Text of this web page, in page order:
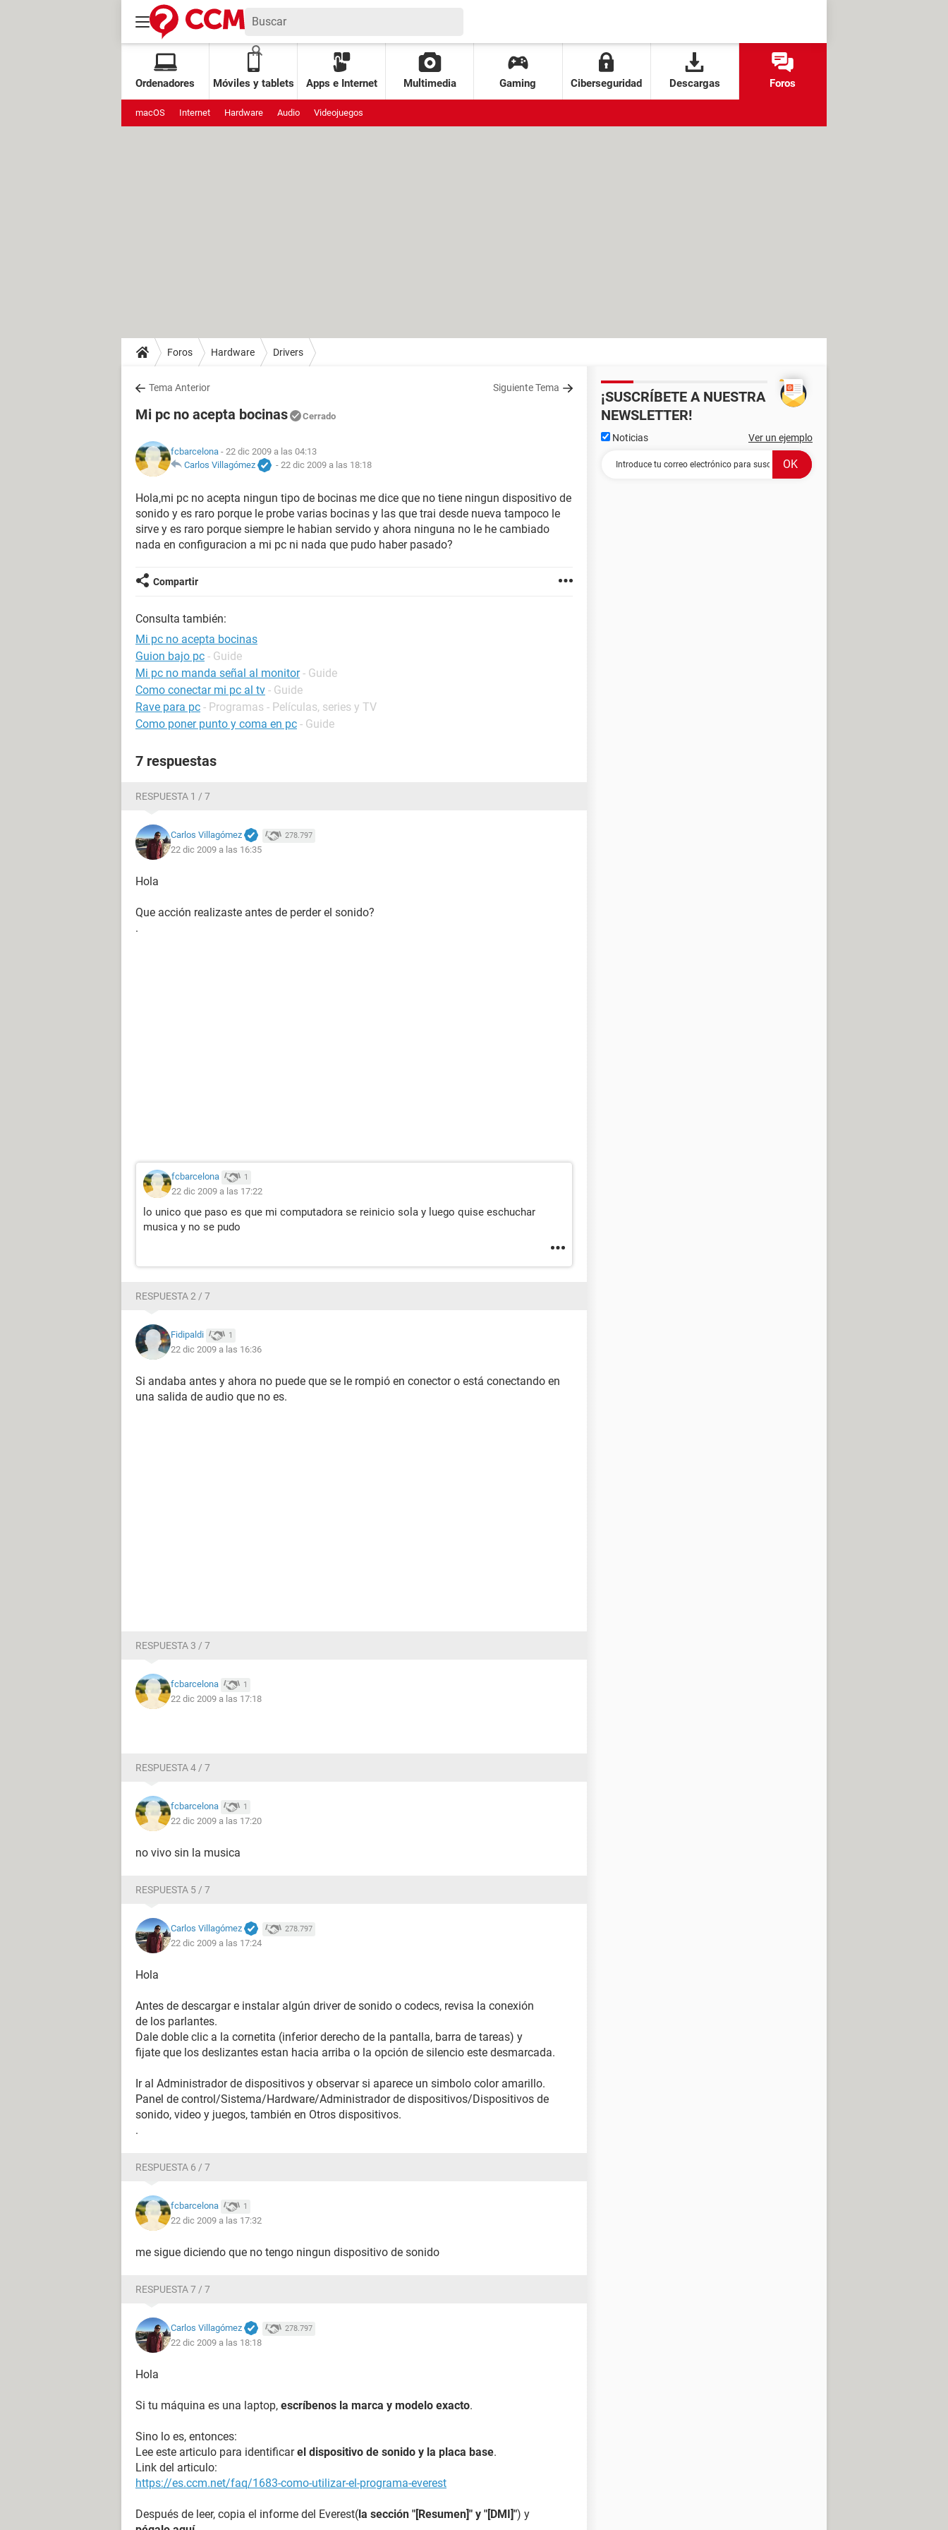
Ordenadores Móviles y tablets Apps e Internet Multimedia Gaming Ciberseguridad Descargas Foros
macOS Internet Hardware Audio Videojuegos
Foros Hardware Drivers
Tema Anterior Siguiente Tema
Mi pc no acepta bocinas Cerrado
fcbarcelona - 22 dic 2009 a las 04:13
Carlos Villagómez
- 22 dic 2009 a las 18:18
Hola,mi pc no acepta ningun tipo de bocinas me dice que no tiene ningun dispositivo de
sonido y es raro porque le probe varias bocinas y las que trai desde nueva tampoco le
sirve y es raro porque siempre le habian servido y ahora ninguna no le he cambiado
nada en configuracion a mi pc ni nada que pudo haber pasado?
Compartir
Consulta también:
Mi pc no acepta bocinas
Guion bajo pc - Guide
Mi pc no manda señal al monitor - Guide
Como conectar mi pc al tv - Guide
Rave para pc - Programas - Películas, series y TV
Como poner punto y coma en pc - Guide
7 respuestas
RESPUESTA 1 / 7
Carlos Villagómez 278.797
22 dic 2009 a las 16:35
Hola
Que acción realizaste antes de perder el sonido?
.
fcbarcelona 1
22 dic 2009 a las 17:22
lo unico que paso es que mi computadora se reinicio sola y luego quise eschuchar
musica y no se pudo
RESPUESTA 2 / 7
Fidipaldi 1
22 dic 2009 a las 16:36
Si andaba antes y ahora no puede que se le rompió en conector o está conectando en
una salida de audio que no es.
RESPUESTA 3 / 7
fcbarcelona 1
22 dic 2009 a las 17:18
RESPUESTA 4 / 7
fcbarcelona 1
22 dic 2009 a las 17:20
no vivo sin la musica
RESPUESTA 5 / 7
Carlos Villagómez 278.797
22 dic 2009 a las 17:24
Hola
Antes de descargar e instalar algún driver de sonido o codecs, revisa la conexión
de los parlantes.
Dale doble clic a la cornetita (inferior derecho de la pantalla, barra de tareas) y
fijate que los deslizantes estan hacia arriba o la opción de silencio este desmarcada.
Ir al Administrador de dispositivos y observar si aparece un simbolo color amarillo.
Panel de control/Sistema/Hardware/Administrador de dispositivos/Dispositivos de
sonido, video y juegos, también en Otros dispositivos.
.
RESPUESTA 6 / 7
fcbarcelona 1
22 dic 2009 a las 17:32
me sigue diciendo que no tengo ningun dispositivo de sonido
RESPUESTA 7 / 7
Carlos Villagómez 278.797
22 dic 2009 a las 18:18
Hola
Si tu máquina es una laptop, escríbenos la marca y modelo exacto.
Sino lo es, entonces:
Lee este articulo para identificarel dispositivo de sonido y la placa base.
Link del articulo:
https://es.ccm.net/faq/1683-como-utilizar-el-programa-everest
Después de leer, copia el informe del Everest(la sección "[Resumen]" y "[DMI]") y
¡SUSCRÍBETE A NUESTRA
NEWSLETTER!
Noticias Ver un ejemplo